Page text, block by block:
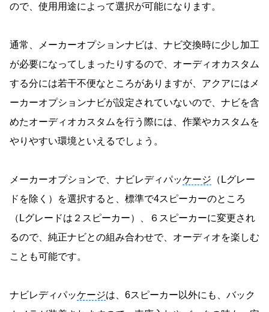
ので、使用用途によって選択が可能になります。
通常、メーカーオプションナビは、ナビ交換時に少し加工
が必要になってしまったりするので、オーディオカスタム
する分には若干不便なところがありますが、アクアにはメ
ーカーオプションナビが設定されていないので、ナビを含
めたオーディオカスタムを行う際には、作業やカスタムを
やりやすい環境といえるでしょう。
メーカーオプションで、ナビレディパッケージ （Lグレー
ドを除く）を選択すると、標準で4スピーカーのところ
（Lグレードは２スピーカー）、６スピーカーに変更され
るので、純正ナビとの組み合わせで、オーディオを楽しむ
ことも可能です。
ナビレディパッケージは、6スピーカー以外にも、バック